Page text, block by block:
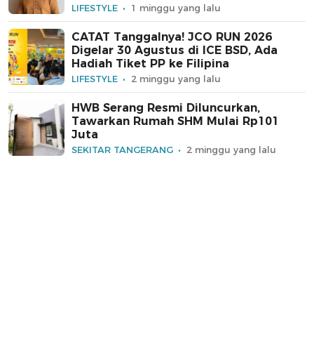
LIFESTYLE 1 minggu yang lalu
CATAT Tanggalnya! JCO RUN 2026
Digelar 30 Agustus di ICE BSD, Ada
Hadiah Tiket PP ke Filipina
LIFESTYLE 2 minggu yang lalu
HWB Serang Resmi Diluncurkan,
Tawarkan Rumah SHM Mulai Rp101
Juta
SEKITAR TANGERANG 2 minggu yang lalu